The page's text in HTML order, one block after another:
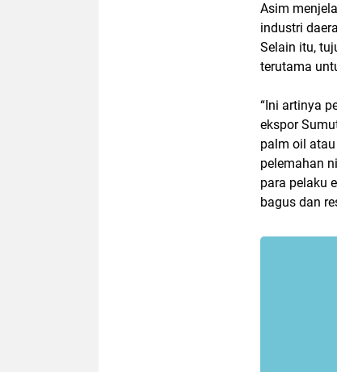
Asim
industri
Selain itu,
terutama
“Ini artinya
ekspor
palm oil
pelemahan
para pelaku
bagus dan